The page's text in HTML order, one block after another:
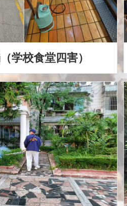
学校食堂四害）